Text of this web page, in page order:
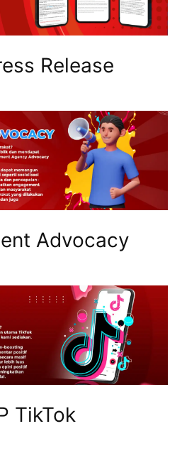
Release
Advocacy
TikTok